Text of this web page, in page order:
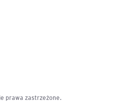
prawa zastrzeżone.